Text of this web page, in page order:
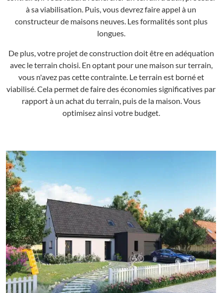
à sa viabilisation. Puis, vous devrez faire appel à un
constructeur de maisons neuves. Les formalités sont plus
longues.
De plus, votre projet de construction doit être en adéquation
avec le terrain choisi. En optant pour une maison sur terrain,
vous n'avez pas cette contrainte. Le terrain est borné et
viabilisé. Cela permet de faire des économies significatives par
rapport à un achat du terrain, puis de la maison. Vous
optimisez ainsi votre budget.